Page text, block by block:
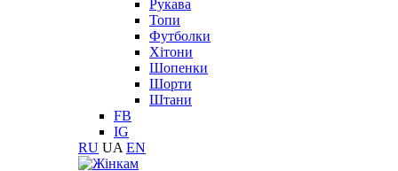
Рукава
Топи
Футболки
Хітони
Шопенки
Шорти
Штани
FB
IG
RU UA EN